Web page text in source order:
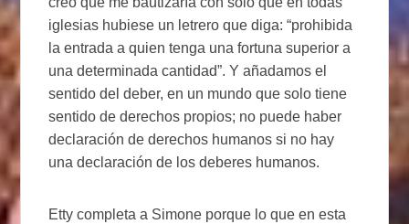
iglesias hubiese un letrero que diga: “prohibida
la entrada a quien tenga una fortuna superior a
una determinada cantidad”. Y añadamos el
sentido del deber, en un mundo que solo tiene
sentido de derechos propios; no puede haber
declaración de derechos humanos si no hay
una declaración de los deberes humanos.
Etty completa a Simone porque lo que en esta